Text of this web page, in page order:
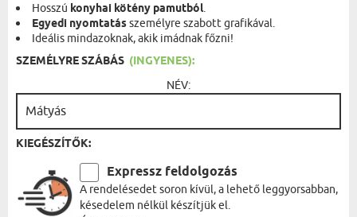
Hosszú konyhai kötény pamutból.
Egyedi nyomtatásszemélyre szabott grafikával.
Ideális mindazoknak, akik imádnak főzni!
SZEMÉLYRE SZÁBÁS (INGYENES):
NÉV:
KIEGÉSZÍTŐK:
Expressz feldolgozás
A rendelésedet soron kívül, a lehető leggyorsabban,
késedelem nélkül készítjük el.